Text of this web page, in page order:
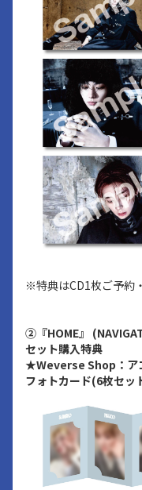
※特典はCD1枚ご予約
②『HOME』
セット購入特典
★Weverse Shop：ア
フォトカード(6枚セッ